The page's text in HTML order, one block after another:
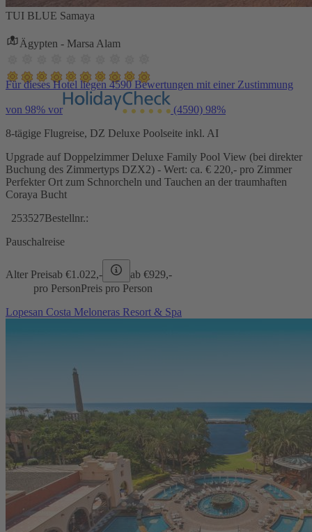
TUI BLUE Samaya
Ägypten - Marsa Alam
Für dieses Hotel liegen 4590 Bewertungen mit einer Zustimmung
von 98% vor (4590) 98%
8-tägige Flugreise, DZ Deluxe Poolseite inkl. AI
Upgrade auf Doppelzimmer Deluxe Family Pool View (bei direkter
Buchung des Zimmertyps DZX2) - Wert: ca. € 220,- pro Zimmer
Perfekter Ort zum Schnorcheln und Tauchen an der traumhaften
Coraya Bucht
253527Bestellnr.:
Pauschalreise
Alter Preisab €1.022,- ab €929,-
pro PersonPreis pro Person
Lopesan Costa Meloneras Resort & Spa